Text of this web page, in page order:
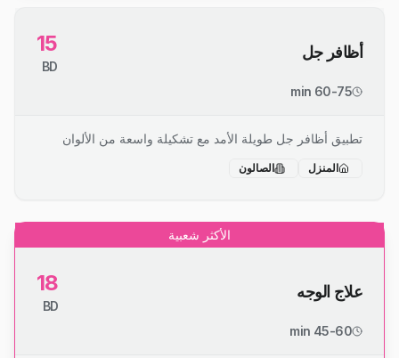
أظافر جل 15
BD
60-75 min
تطبيق أظافر جل طويلة الأمد مع تشكيلة واسعة من الألوان
المنزل الصالون
الأكثر شعبية
علاج الوجه 18
BD
45-60 min